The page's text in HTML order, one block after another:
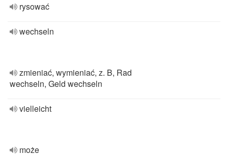
rysować
wechseln
zmieniać, wymieniać, z. B, Rad
wechseln, Geld wechseln
vielleicht
może